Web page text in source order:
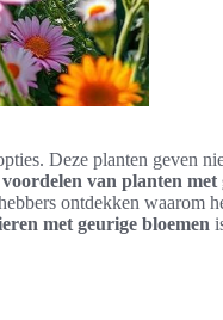
Deze planten geven
voordelen van planten met
ontdekken waarom
met geurige bloemen